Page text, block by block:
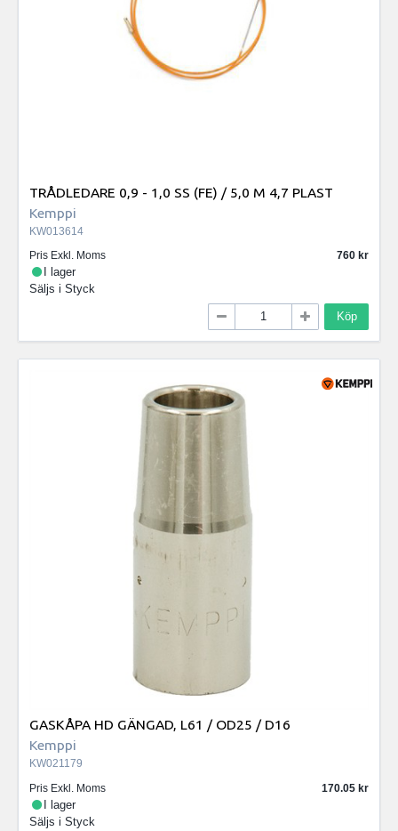
TRÅDLEDARE 0,9 - 1,0 SS (FE) / 5,0 M 4,7 PLAST
Kemppi
KW013614
Pris Exkl. Moms
760
I lager
Säljs i Styck
Köp
GASKÅPA HD GÄNGAD, L61 / OD25 / D16
Kemppi
KW021179
Pris Exkl. Moms
170.05
I lager
Säljs i Styck